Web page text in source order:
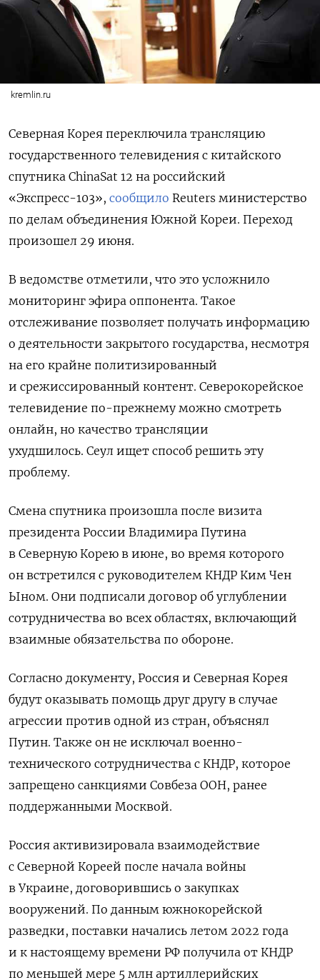
kremlin.ru
Северная Корея переключила трансляцию
государственного телевидения с китайского
спутника ChinaSat 12 на российский
«Экспресс-103», сообщило Reuters министерство
по делам объединения Южной Кореи. Переход
произошел 29 июня.
В ведомстве отметили, что это усложнило
мониторинг эфира оппонента. Такое
отслеживание позволяет получать информацию
о деятельности закрытого государства, несмотря
на его крайне политизированный
и срежиссированный контент. Северокорейское
телевидение по-прежнему можно смотреть
онлайн, но качество трансляции
ухудшилось. Сеул ищет способ решить эту
проблему.
Смена спутника произошла после визита
президента России Владимира Путина
в Северную Корею в июне, во время которого
он встретился с руководителем КНДР Ким Чен
Ыном. Они подписали договор об углублении
сотрудничества во всех областях, включающий
взаимные обязательства по обороне.
Согласно документу, Россия и Северная Корея
будут оказывать помощь друг другу в случае
агрессии против одной из стран, объяснял
Путин. Также он не исключал военно-
технического сотрудничества с КНДР, которое
запрещено санкциями Совбеза ООН, ранее
поддержанными Москвой.
Россия активизировала взаимодействие
с Северной Кореей после начала войны
в Украине, договорившись о закупках
вооружений. По данным южнокорейской
разведки, поставки начались летом 2022 года
и к настоящему времени РФ получила от КНДР
по меньшей мере 5 млн артиллерийских